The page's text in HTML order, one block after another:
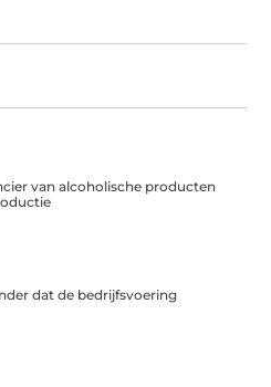
van alcoholische producten
dat de bedrijfsvoering